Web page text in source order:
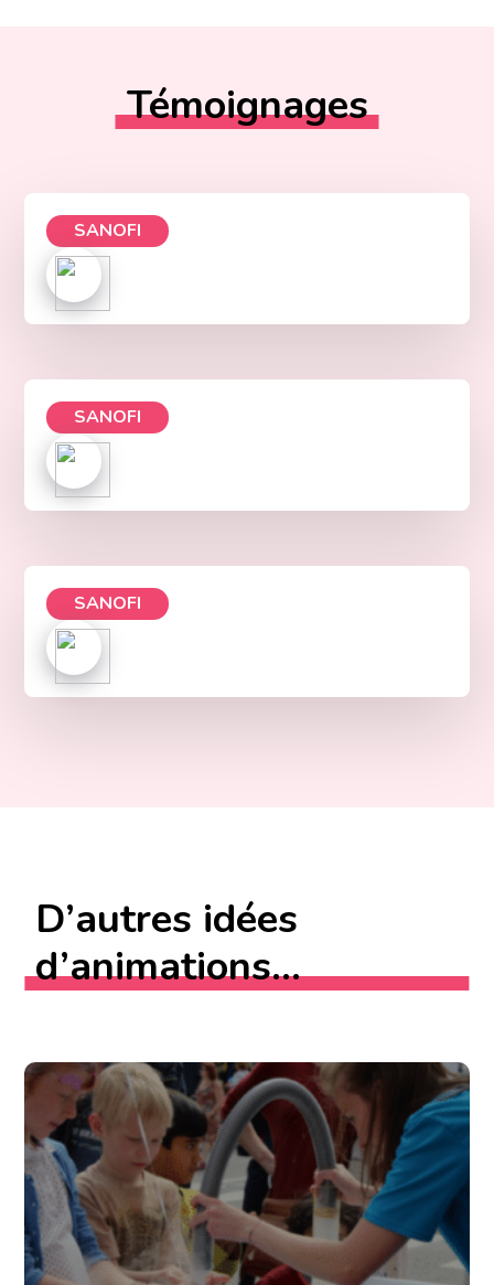
Témoignages
SANOFI
SANOFI
SANOFI
D’autres idées
d’animations...